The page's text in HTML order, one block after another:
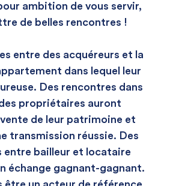
ambition de vous servir,
de belles rencontres !
entre des acquéreurs et la
dans lequel leur
Des rencontres dans
des propriétaires auront
de leur patrimoine et
transmission réussie. Des
entre bailleur et locataire
échange gagnant-gagnant.